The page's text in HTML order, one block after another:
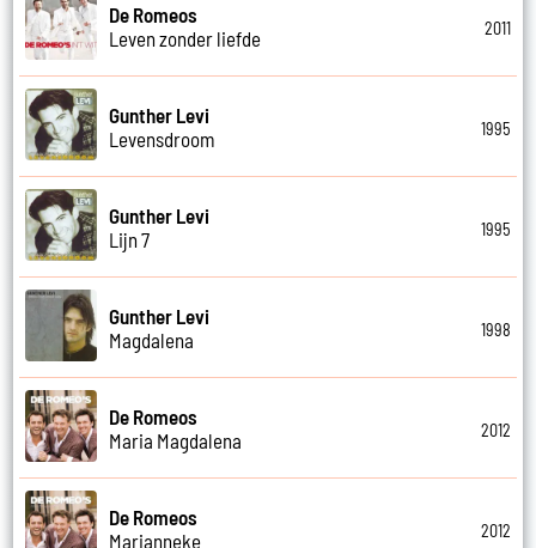
De Romeos
Leven zonder liefde
2011
Gunther Levi
Levensdroom
1995
Gunther Levi
Lijn 7
1995
Gunther Levi
Magdalena
1998
De Romeos
Maria Magdalena
2012
De Romeos
Marianneke
2012